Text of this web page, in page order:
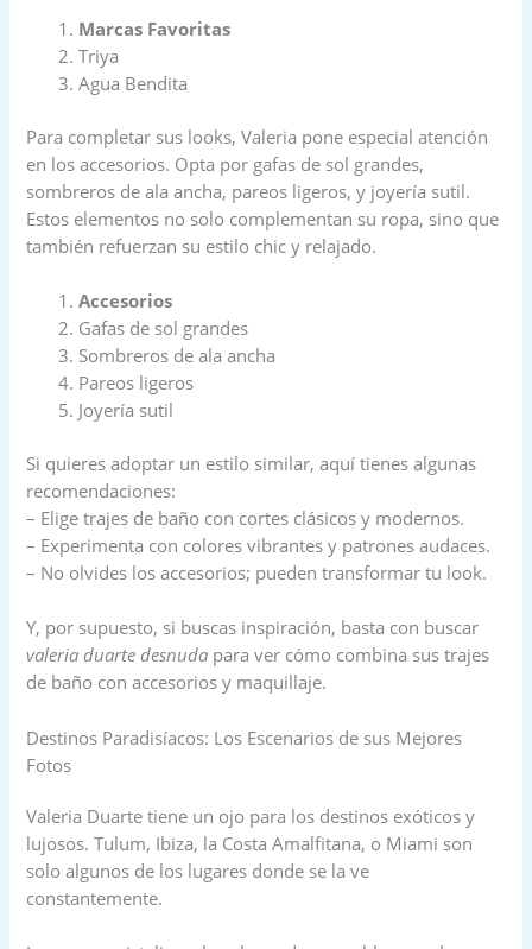
Marcas Favoritas
Triya
Agua Bendita
Para completar sus looks, Valeria pone especial atención
en los accesorios. Opta por gafas de sol grandes,
sombreros de ala ancha, pareos ligeros, y joyería sutil.
Estos elementos no solo complementan su ropa, sino que
también refuerzan su estilo chic y relajado.
Accesorios
Gafas de sol grandes
Sombreros de ala ancha
Pareos ligeros
Joyería sutil
Si quieres adoptar un estilo similar, aquí tienes algunas
recomendaciones:
– Elige trajes de baño con cortes clásicos y modernos.
– Experimenta con colores vibrantes y patrones audaces.
– No olvides los accesorios; pueden transformar tu look.
Y, por supuesto, si buscas inspiración, basta con buscar
valeria duarte desnuda para ver cómo combina sus trajes
de baño con accesorios y maquillaje.
Destinos Paradisíacos: Los Escenarios de sus Mejores
Fotos
Valeria Duarte tiene un ojo para los destinos exóticos y
lujosos. Tulum, Ibiza, la Costa Amalfitana, o Miami son
solo algunos de los lugares donde se la ve
constantemente.